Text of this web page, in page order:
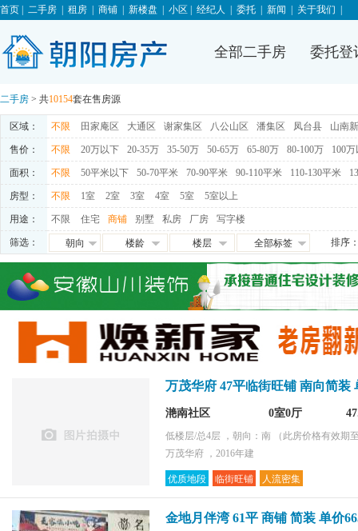
首页 二手房 租房 商铺 新楼盘 小区 经纪人 委托 新闻 关于我们
全部二手房 委托登
二手房 > 共10154套在售房源
区域： 不限 田家庵区 大通区 谢家集区 八公山区 潘集区 凤台县 山南
售价： 不限 20万以下 20-35万 35-50万 50-65万 65-80万 80-100万 100
面积： 不限 50平米以下 50-70平米 70-90平米 90-110平米 110-130平米
房型： 不限 1室 2室 3室 4室 5室 5室以上
用途： 不限 住宅 商铺 别墅 私房 厂房 写字楼
筛选：
朝向
朝西
朝南
楼龄
5-10年
10-15年
楼层
中层
低层
地下室
全部标签
满五唯一
交通便利
学区房
随时看房
独家房源
采光好
购物便捷
排序
万茂华府 47平临街旺铺 南向简装
滟南社区 0室0厅
低楼层/总4层 ，朝向：南
（此房价格有效期
万茂华府 ，2016年建
优质地段 临街旺铺 人流密集
金地月伴湾 61平 商铺 简装 单价